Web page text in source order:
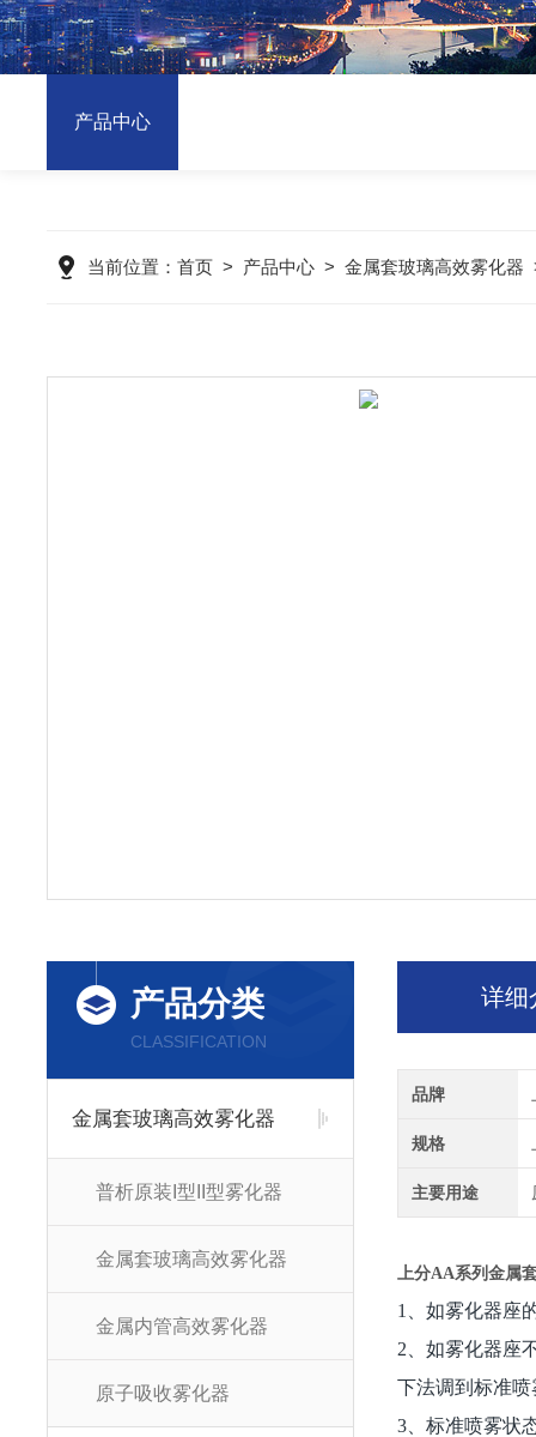
产品中心
当前位置： 首页 > 产品中心 > 金属套玻璃高效雾化器
产品分类
CLASSIFICATION
金属套玻璃高效雾化器
普析原装I型II型雾化器
金属套玻璃高效雾化器
金属内管高效雾化器
原子吸收雾化器
详细
品牌
规格
主要用途
上分AA系列金属
1
、如雾化器座
2 、如雾化器座
下法调到标准
3 、标准喷雾状